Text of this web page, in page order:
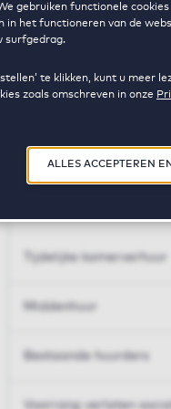
gebruiken functionele
in het functioneren van de
surfgedrag.
te klikken, kunt u meer
zoals omschreven in onze
ALLES ACCEPTEREN
Huren op maat
Tijdelijke kamerverhuur
Middenhuur
Bestaande huurders
Voorrang verlaten